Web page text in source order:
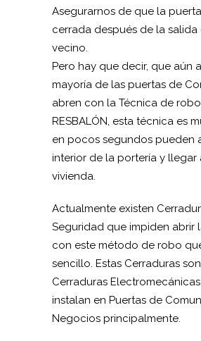
Asegurarnos de que la
cerrada después de la
vecino.
Pero hay que decir, que aún
mayoría de las puertas de
abren con la Técnica de
RESBALÓN, esta técnica es
en pocos segundos pueden
interior de la portería y llegar
vivienda.
Actualmente existen
Seguridad que impiden abrir
con este método de robo
sencillo. Estas Cerraduras
Cerraduras
instalan en Puertas de
Negocios principalmente.